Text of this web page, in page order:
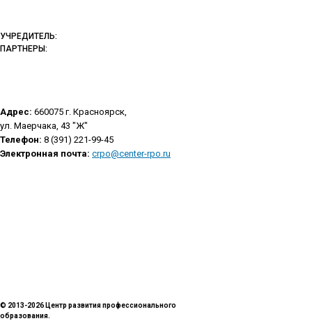
УЧРЕДИТЕЛЬ:
ПАРТНЕРЫ:
Адрес: 660075 г. Красноярск,
ул. Маерчака, 43 "Ж"
Телефон: 8 (391) 221-99-45
Электронная почта: crpo@center-rpo.ru
© 2013-2026 Центр развития профессионального
образования.